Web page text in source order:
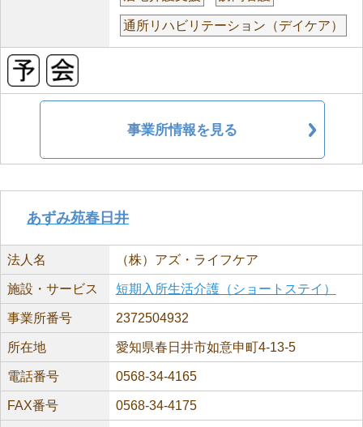
通所リハビリテーション（デイケア）
事業所情報を見る
あずみ苑春日井
法人名 （株）アズ・ライフケア
施設・サービス 短期入所生活介護（ショートステイ）
事業所番号 2372504932
所在地 愛知県春日井市如意申町4-13-5
電話番号 0568-34-4165
FAX番号 0568-34-4175